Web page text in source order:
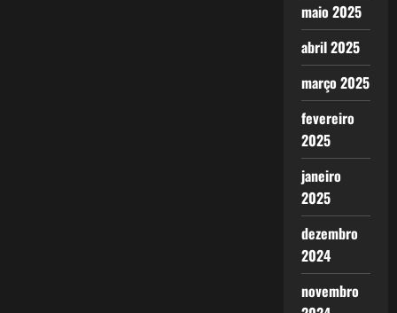
maio 2025
abril 2025
março 2025
fevereiro
2025
janeiro
2025
dezembro
2024
novembro